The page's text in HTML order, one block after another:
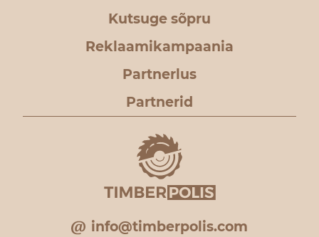
Kutsuge sõpru
Reklaamikampaania
Partnerlus
Partnerid
info@timberpolis.com